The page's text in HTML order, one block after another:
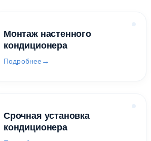
Монтаж настенного
кондиционера
Подробнее
Срочная установка
кондиционера